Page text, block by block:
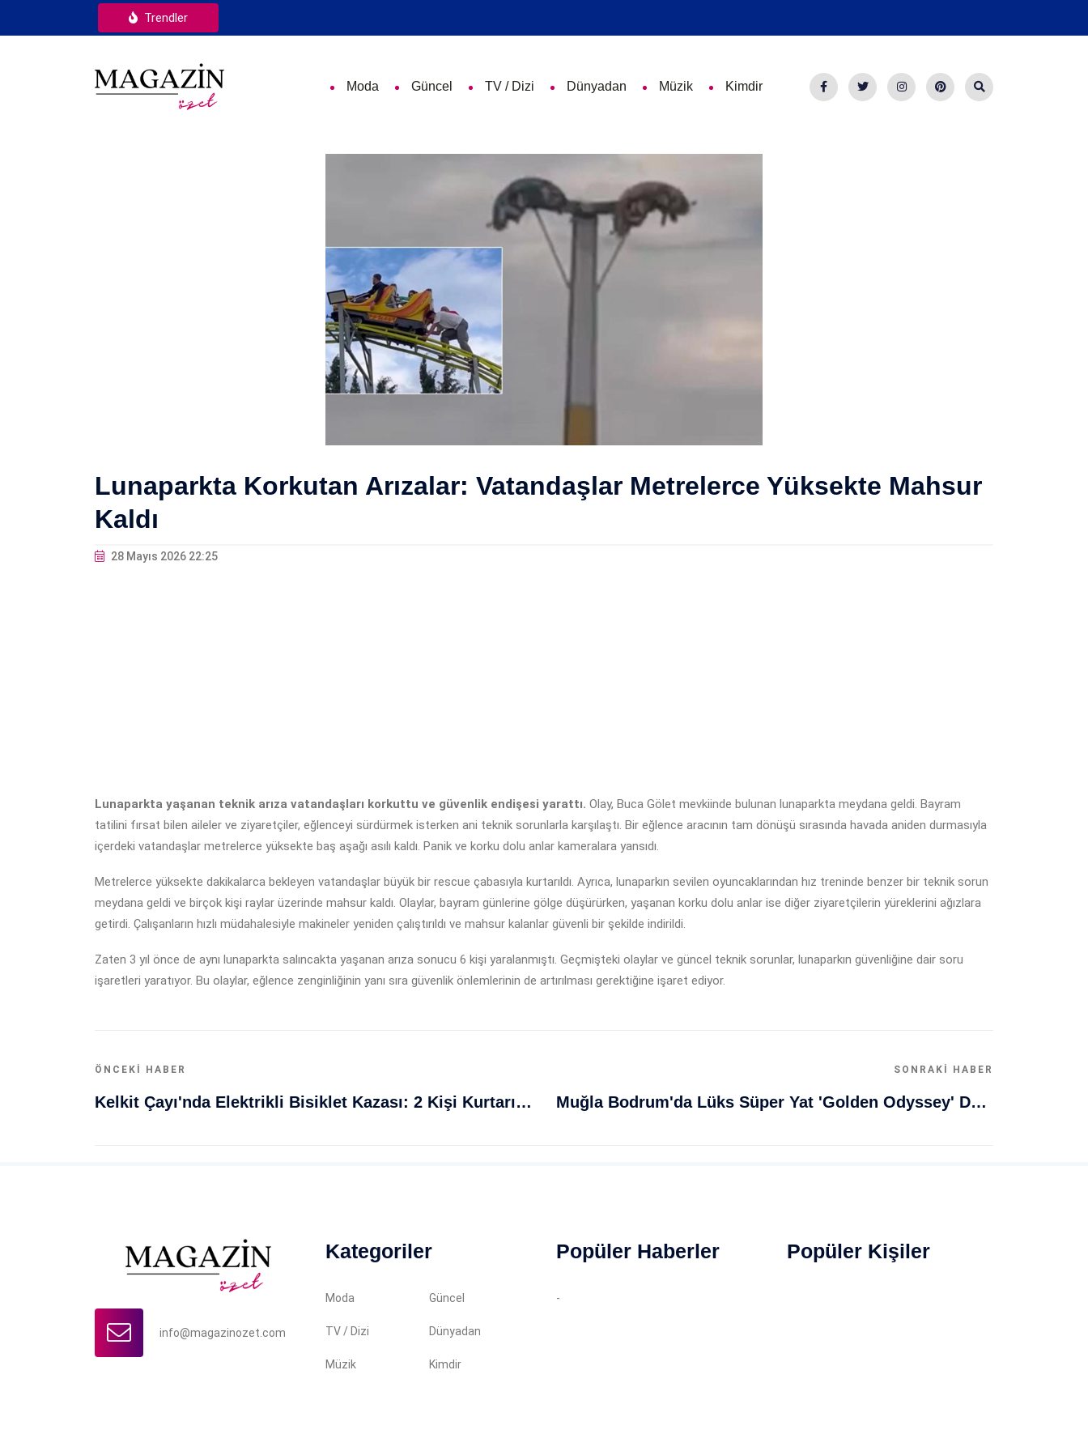
Trendler
Moda Güncel TV / Dizi Dünyadan Müzik Kimdir
Lunaparkta Korkutan Arızalar: Vatandaşlar Metrelerce Yüksekte Mahsur
Kaldı
28 Mayıs 2026 22:25
Lunaparkta yaşanan teknik arıza vatandaşları korkuttu ve güvenlik endişesi yarattı. Olay, Buca Gölet mevkiinde bulunan lunaparkta meydana geldi. Bayram
tatilini fırsat bilen aileler ve ziyaretçiler, eğlenceyi sürdürmek isterken ani teknik sorunlarla karşılaştı. Bir eğlence aracının tam dönüşü sırasında havada aniden durmasıyla
içerdeki vatandaşlar metrelerce yüksekte baş aşağı asılı kaldı. Panik ve korku dolu anlar kameralara yansıdı.
Metrelerce yüksekte dakikalarca bekleyen vatandaşlar büyük bir rescue çabasıyla kurtarıldı. Ayrıca, lunaparkın sevilen oyuncaklarından hız treninde benzer bir teknik sorun
meydana geldi ve birçok kişi raylar üzerinde mahsur kaldı. Olaylar, bayram günlerine gölge düşürürken, yaşanan korku dolu anlar ise diğer ziyaretçilerin yüreklerini ağızlara
getirdi. Çalışanların hızlı müdahalesiyle makineler yeniden çalıştırıldı ve mahsur kalanlar güvenli bir şekilde indirildi.
Zaten 3 yıl önce de aynı lunaparkta salıncakta yaşanan arıza sonucu 6 kişi yaralanmıştı. Geçmişteki olaylar ve güncel teknik sorunlar, lunaparkın güvenliğine dair soru
işaretleri yaratıyor. Bu olaylar, eğlence zenginliğinin yanı sıra güvenlik önlemlerinin de artırılması gerektiğine işaret ediyor.
ÖNCEKI HABER
Kelkit Çayı'nda Elektrikli Bisiklet Kazası: 2 Kişi Kurtarıldı, 2'sinin Araması Devam Ediyor
SONRAKI HABER
Muğla Bodrum'da Lüks Süper Yat 'Golden Odyssey' Demirledi
info@magazinozet.com
Kategoriler
Moda Güncel
TV / Dizi Dünyadan
Müzik Kimdir
Popüler Haberler
-
Popüler Kişiler